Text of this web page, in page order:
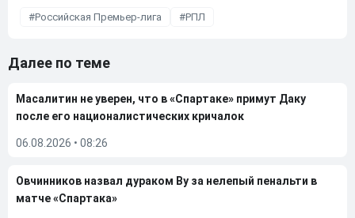
Российская Премьер-лига РПЛ
Далее по теме
Масалитин не уверен, что в «Спартаке» примут Даку
после его националистических кричалок
06.08.2026 • 08:26
Овчинников назвал дураком Ву за нелепый пенальти в
матче «Спартака»